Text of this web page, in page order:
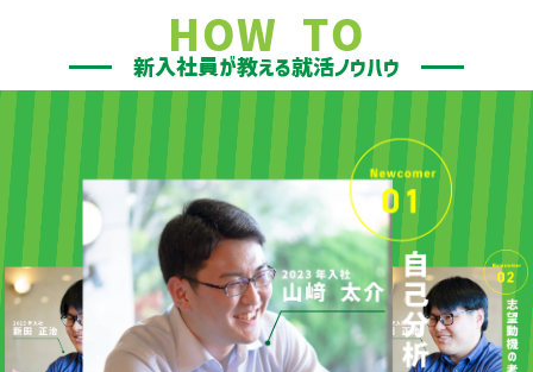
HOW TO
新入社員が教える就活ノウハウ